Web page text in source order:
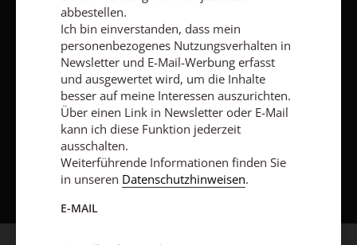
Nach oben
abbestellen.
Ich bin einverstanden, dass mein
personenbezogenes Nutzungsverhalten in
Newsletter und E-Mail-Werbung erfasst
und ausgewertet wird, um die Inhalte
besser auf meine Interessen auszurichten.
Über einen Link in Newsletter oder E-Mail
kann ich diese Funktion jederzeit
ausschalten.
Weiterführende Informationen finden Sie
in unseren Datenschutzhinweisen.
E-MAIL